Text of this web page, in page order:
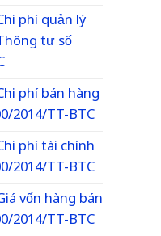
phí quản lý
tư số
phí bán hàng
2014/TT-BTC
phí tài chính
2014/TT-BTC
vốn hàng bán
2014/TT-BTC